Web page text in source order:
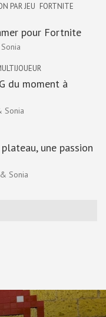
PAR JEU FORTNITE
pour Fortnite
du moment à
Sonia
une passion
Sonia